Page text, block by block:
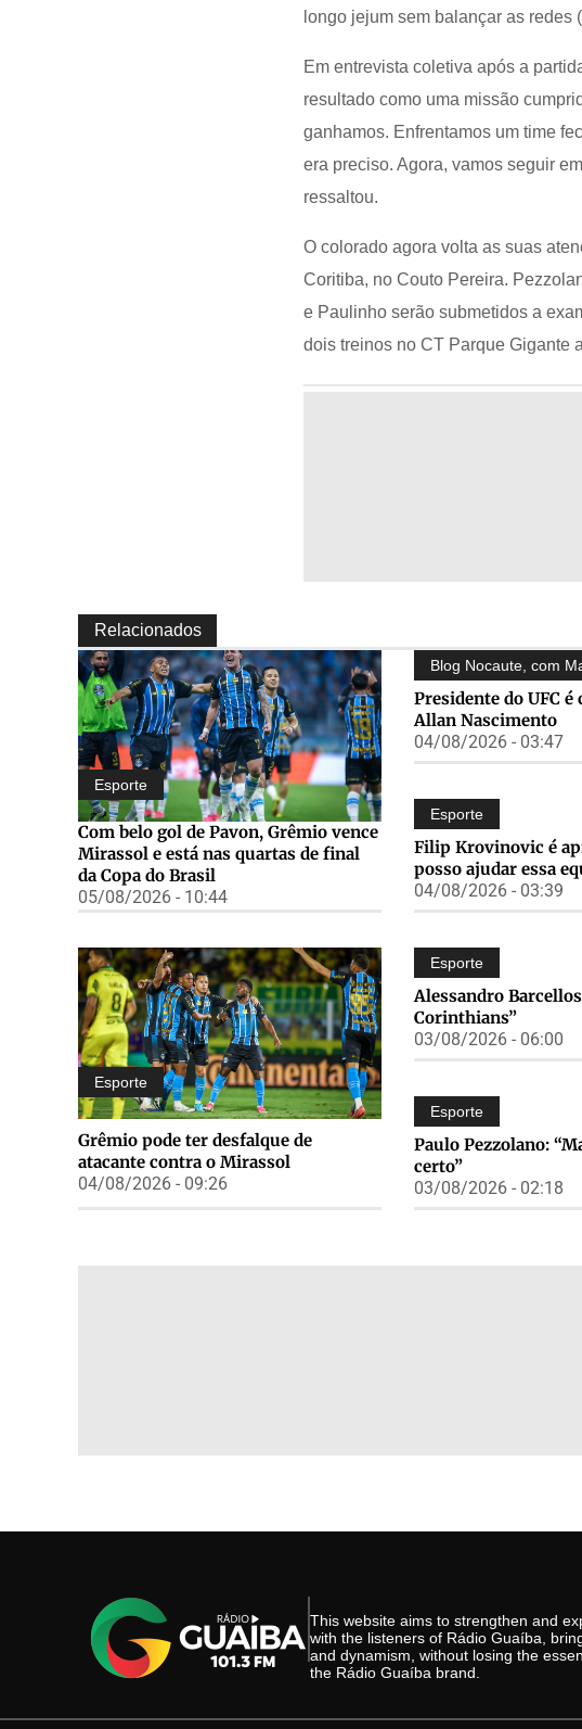
longo jejum sem balançar as redes
Em entrevista coletiva após a
resultado como uma missão
ganhamos. Enfrentamos um time
era preciso. Agora, vamos seguir
ressaltou.
O colorado agora volta as suas
Coritiba, no Couto Pereira.
e Paulinho serão submetidos a
dois treinos no CT Parque Gigante
Relacionados
Esporte
Com belo gol de Pavon, Grêmio vence
Mirassol e está nas quartas de final
da Copa do Brasil
05/08/2026 - 10:44
Blog Nocaute, com
Presidente do UFC
Allan Nascimento
04/08/2026 - 03:47
Esporte
Filip Krovinovic é
posso ajudar essa
04/08/2026 - 03:39
Esporte
Grêmio pode ter desfalque de
atacante contra o Mirassol
04/08/2026 - 09:26
Esporte
Alessandro
Corinthians”
03/08/2026 - 06:00
Esporte
Paulo Pezzolano:
certo”
03/08/2026 - 02:18
This website aims to strengthen and
with the listeners of Rádio Guaíba,
and dynamism, without losing the
the Rádio Guaíba brand.